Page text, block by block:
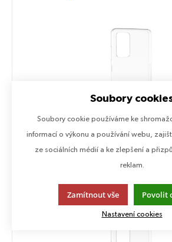
Pro zobrazení informací je nutné
Soubory
Soubory cookie používáme ke
informací o výkonu a používání webu,
ze sociálních médií a ke zlepšení a
reklam.
Zamítnout vše Povolit
Nastavení cookies